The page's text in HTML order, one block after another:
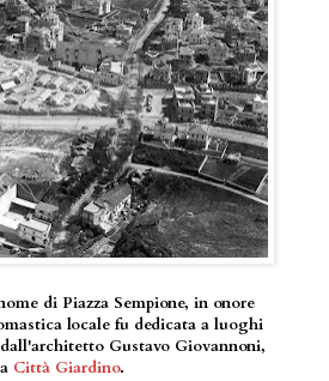
di Piazza Sempione, in onore
locale fu dedicata a luoghi
Gustavo Giovannoni,
Città Giardino.